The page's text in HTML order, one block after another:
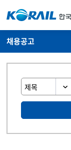
채용공고